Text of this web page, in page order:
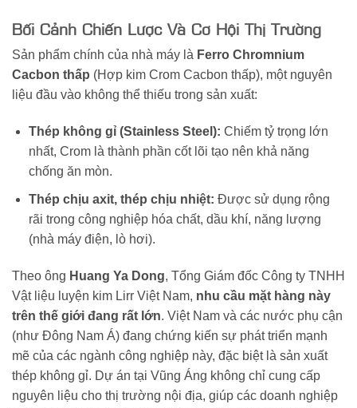
Bối Cảnh Chiến Lược Và Cơ Hội Thị Trường
Sản phẩm chính của nhà máy là Ferro Chromnium
Cacbon thấp (Hợp kim Crom Cacbon thấp), một nguyên
liệu đầu vào không thể thiếu trong sản xuất:
Thép không gỉ (Stainless Steel): Chiếm tỷ trọng lớn
nhất, Crom là thành phần cốt lõi tạo nên khả năng
chống ăn mòn.
Thép chịu axit, thép chịu nhiệt: Được sử dụng rộng
rãi trong công nghiệp hóa chất, dầu khí, năng lượng
(nhà máy điện, lò hơi).
Theo ông Huang Ya Dong, Tổng Giám đốc Công ty TNHH
Vật liệu luyện kim Lirr Việt Nam, nhu cầu mặt hàng này
trên thế giới đang rất lớn. Việt Nam và các nước phụ cận
(như Đông Nam Á) đang chứng kiến sự phát triển mạnh
mẽ của các ngành công nghiệp này, đặc biệt là sản xuất
thép không gỉ. Dự án tại Vũng Áng không chỉ cung cấp
nguyên liệu cho thị trường nội địa, giúp các doanh nghiệp